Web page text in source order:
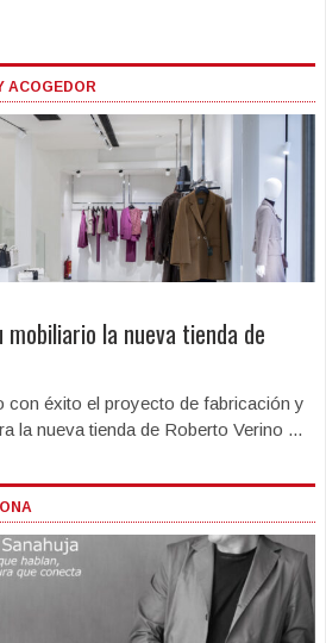
ACOGEDOR
la nueva tienda de
con éxito el proyecto de fabricación y
la nueva tienda de Roberto Verino ...